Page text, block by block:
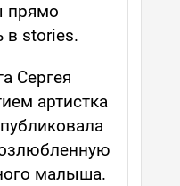
прямо
в stories.
Сергея
артистка
малыша.